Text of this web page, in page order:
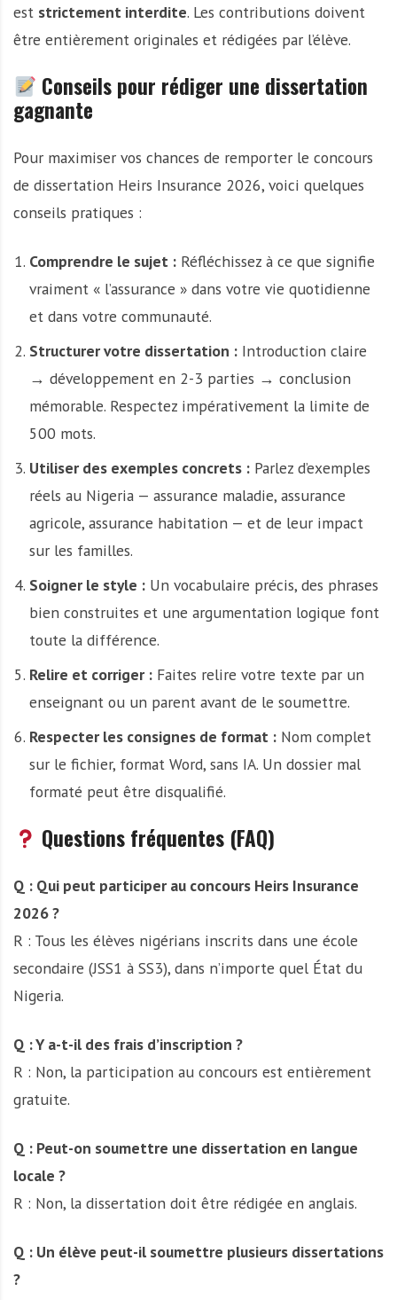
est strictement interdite. Les contributions doivent
être entièrement originales et rédigées par l’élève.
Conseils pour rédiger une dissertation
gagnante
Pour maximiser vos chances de remporter le concours
de dissertation Heirs Insurance 2026, voici quelques
conseils pratiques :
Comprendre le sujet :Réfléchissez à ce que signifie
vraiment « l’assurance » dans votre vie quotidienne
et dans votre communauté.
Structurer votre dissertation :Introduction claire
→ développement en 2-3 parties → conclusion
mémorable. Respectez impérativement la limite de
500 mots.
Utiliser des exemples concrets :Parlez d’exemples
réels au Nigeria — assurance maladie, assurance
agricole, assurance habitation — et de leur impact
sur les familles.
Soigner le style :Un vocabulaire précis, des phrases
bien construites et une argumentation logique font
toute la différence.
Relire et corriger :Faites relire votre texte par un
enseignant ou un parent avant de le soumettre.
Respecter les consignes de format :Nom complet
sur le fichier, format Word, sans IA. Un dossier mal
formaté peut être disqualifié.
Questions fréquentes (FAQ)
Q : Qui peut participer au concours Heirs Insurance
2026 ?
R : Tous les élèves nigérians inscrits dans une école
secondaire (JSS1 à SS3), dans n’importe quel État du
Nigeria.
Q : Y a-t-il des frais d’inscription ?
R : Non, la participation au concours est entièrement
gratuite.
Q : Peut-on soumettre une dissertation en langue
locale ?
R : Non, la dissertation doit être rédigée en anglais.
Q : Un élève peut-il soumettre plusieurs dissertations
?